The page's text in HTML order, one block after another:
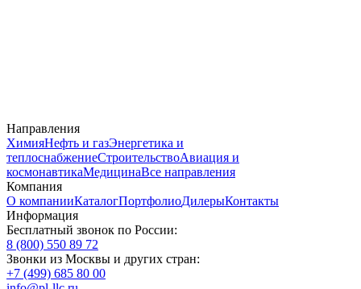
Направления
ХимияНефть и газЭнергетика и
теплоснабжениеСтроительствоАвиация и
космонавтикаМедицинаВсе направления
Компания
О компанииКаталогПортфолиоДилерыКонтакты
Информация
Бесплатный звонок по России:
8 (800) 550 89 72
Звонки из Москвы и других стран:
+7 (499) 685 80 00